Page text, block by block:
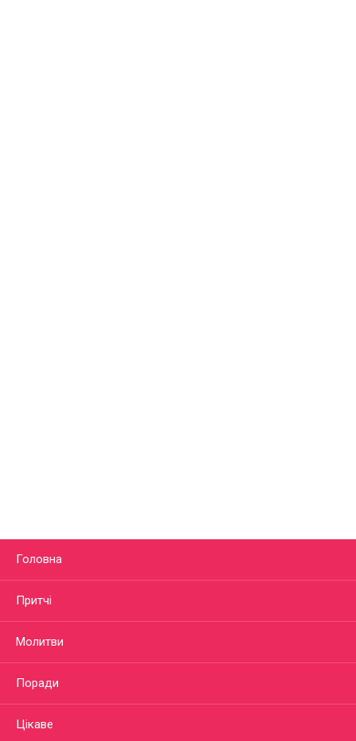
Головна
Притчі
Молитви
Поради
Цікаве